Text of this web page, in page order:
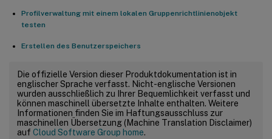
Profilverwaltung mit einem lokalen Gruppenrichtlinienobjekt
testen
Erstellen des Benutzerspeichers
Die offizielle Version dieser Produktdokumentation ist in
englischer Sprache verfasst. Nicht-englische Versionen
wurden ausschließlich zu Ihrer Bequemlichkeit verfasst und
können maschinell übersetzte Inhalte enthalten. Weitere
Informationen finden Sie im Haftungsausschluss zur
maschinellen Übersetzung (Machine Translation Disclaimer)
auf Cloud Software Group home.